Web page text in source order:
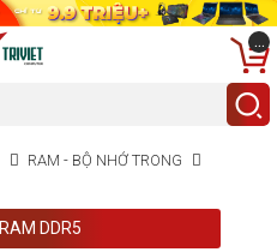
...
RAM - BỘ NHỚ TRONG
RAM DDR5